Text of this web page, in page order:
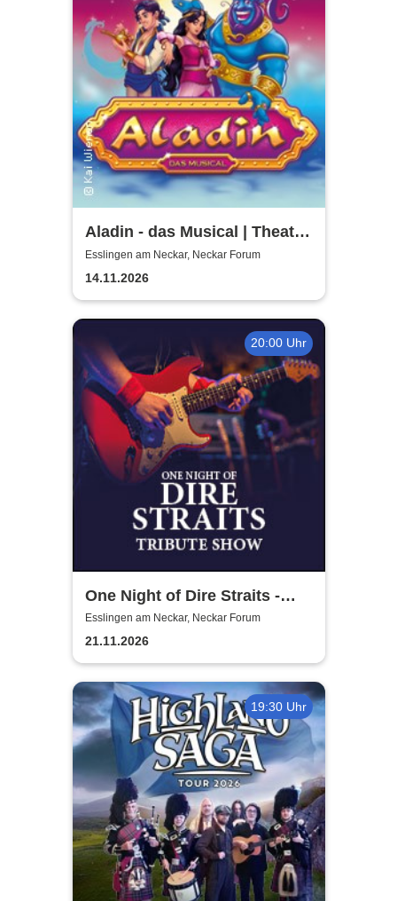
Aladin - das Musical | Theater
Liberi
Esslingen am Neckar, Neckar Forum
14.11.2026
20:00 Uhr
One Night of Dire Straits -
Tribute Show
Esslingen am Neckar, Neckar Forum
21.11.2026
19:30 Uhr